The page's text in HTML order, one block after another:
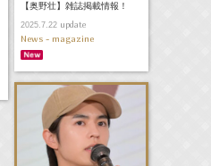
【奥野壮】雑誌掲載情報！
2025.7.22update
News - magazine